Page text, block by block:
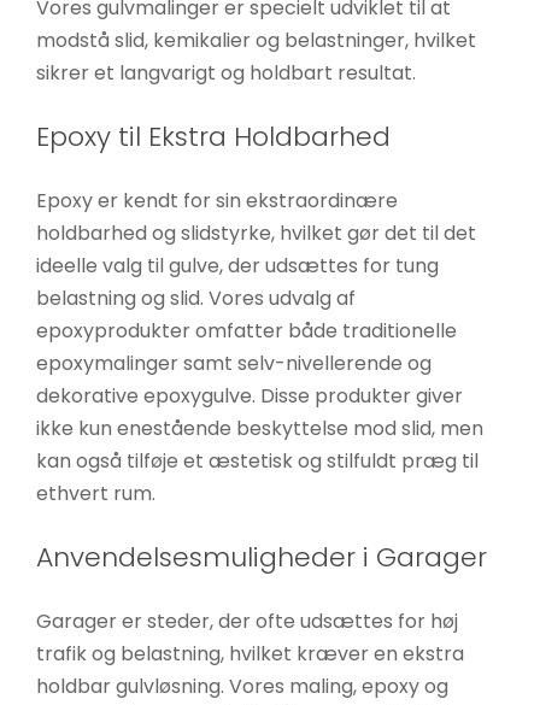
Vores gulvmalinger er specielt udviklet til at
modstå slid, kemikalier og belastninger, hvilket
sikrer et langvarigt og holdbart resultat.
Epoxy til Ekstra Holdbarhed
Epoxy er kendt for sin ekstraordinære
holdbarhed og slidstyrke, hvilket gør det til det
ideelle valg til gulve, der udsættes for tung
belastning og slid. Vores udvalg af
epoxyprodukter omfatter både traditionelle
epoxymalinger samt selv-nivellerende og
dekorative epoxygulve. Disse produkter giver
ikke kun enestående beskyttelse mod slid, men
kan også tilføje et æstetisk og stilfuldt præg til
ethvert rum.
Anvendelsesmuligheder i Garager
Garager er steder, der ofte udsættes for høj
trafik og belastning, hvilket kræver en ekstra
holdbar gulvløsning. Vores maling, epoxy og